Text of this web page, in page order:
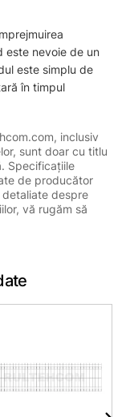
este nevoie de un
este simplu de
în timpul
inclusiv
sunt doar cu titlu
Specificațiile
de producător
despre
vă rugăm să